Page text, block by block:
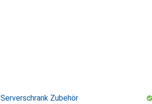
Serverschrank Zubehör